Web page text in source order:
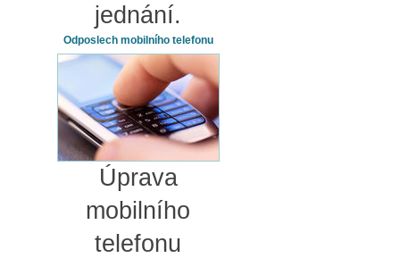
jednání.
Odposlech mobilního telefonu
Úprava
mobilního
telefonu